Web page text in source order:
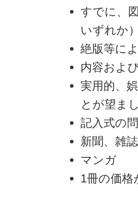
すでに、
いずれか
絶版等に
内容およ
実用的、
とが望ま
記入式の
新聞、雑誌
マンガ
1冊の価格